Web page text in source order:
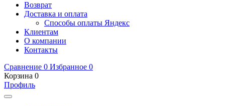
Возврат
Доставка и оплата
Способы оплаты Яндекс
Клиентам
О компании
Контакты
Сравнение 0 Избранное 0
Корзина 0
Профиль